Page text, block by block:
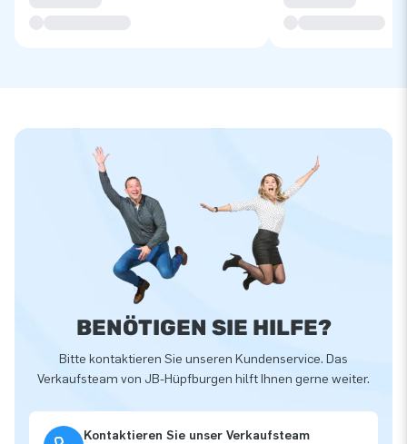
BENÖTIGEN SIE HILFE?
Bitte kontaktieren Sie unseren Kundenservice. Das
Verkaufsteam von JB-Hüpfburgen hilft Ihnen gerne weiter.
Kontaktieren Sie unser Verkaufsteam